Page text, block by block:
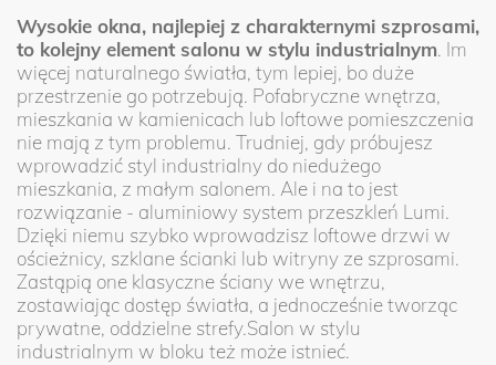
Wysokie okna, najlepiej z charakternymi szprosami,
to kolejny element salonu w stylu industrialnym. Im
więcej naturalnego światła, tym lepiej, bo duże
przestrzenie go potrzebują. Pofabryczne wnętrza,
mieszkania w kamienicach lub loftowe pomieszczenia
nie mają z tym problemu. Trudniej, gdy próbujesz
wprowadzić styl industrialny do niedużego
mieszkania, z małym salonem. Ale i na to jest
rozwiązanie - aluminiowy system przeszkleń Lumi.
Dzięki niemu szybko wprowadzisz loftowe drzwi w
ościeżnicy, szklane ścianki lub witryny ze szprosami.
Zastąpią one klasyczne ściany we wnętrzu,
zostawiając dostęp światła, a jednocześnie tworząc
prywatne, oddzielne strefy.Salon w stylu
industrialnym w bloku też może istnieć.